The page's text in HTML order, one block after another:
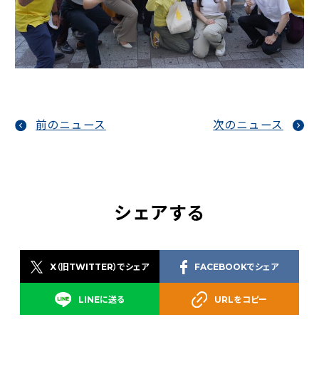
前のニュース 次のニュース
シェアする
X（旧TWITTER）でシェア
LINEに送る
FACEBOOKでシェア
URLをコピー